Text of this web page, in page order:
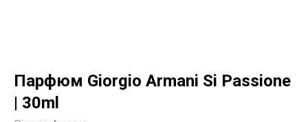
Парфюм Giorgio Armani Si Passione
| 30ml